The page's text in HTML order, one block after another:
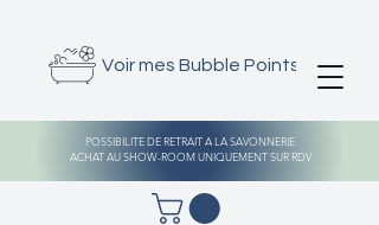
POSSIBILITE DE RETRAIT A LA SAVONNERIE
ACHAT AU SHOW-ROOM UNIQUEMENT SUR RDV
Voir mes Bubble Points